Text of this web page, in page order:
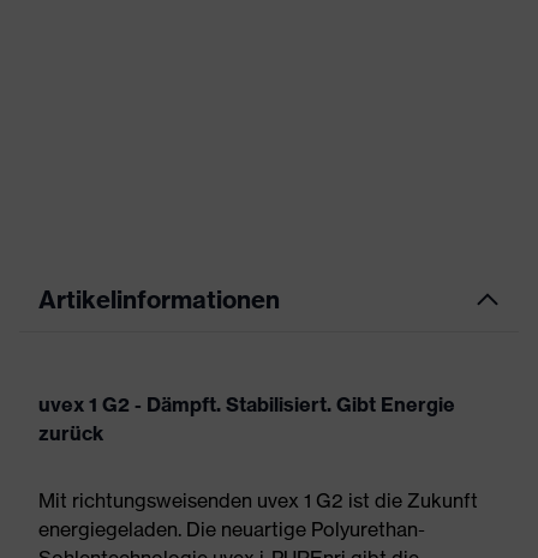
Artikelinformationen
uvex 1 G2 - Dämpft. Stabilisiert. Gibt Energie
zurück
Mit richtungsweisenden uvex 1 G2 ist die Zukunft
energiegeladen. Die neuartige Polyurethan-